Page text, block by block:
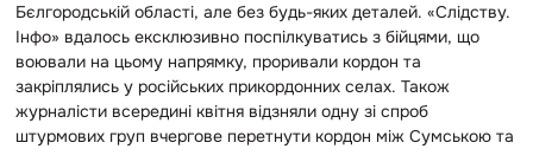
Бєлгородській області, але без будь-яких деталей. «Слідству.
Інфо» вдалось ексклюзивно поспілкуватись з бійцями, що
воювали на цьому напрямку, проривали кордон та
закріплялись у російських прикордонних селах. Також
журналісти всередині квітня відзняли одну зі спроб
штурмових груп вчергове перетнути кордон між Сумською та